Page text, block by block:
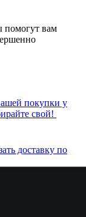
помогут вам
покупки у
свой!
доставку по